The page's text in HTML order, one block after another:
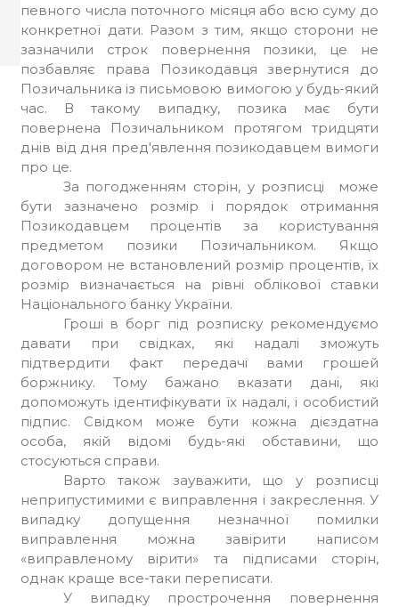
певного числа поточного місяця або всю суму до
конкретної дати. Разом з тим, якщо сторони не
зазначили строк повернення позики, це не
позбавляє права Позикодавця звернутися до
Позичальника із письмовою вимогою у будь-який
час. В такому випадку, позика має бути
повернена Позичальником протягом тридцяти
днів від дня пред'явлення позикодавцем вимоги
про це.
За погодженням сторін, у розписці
може
бути зазначено розмір і порядок отримання
Позикодавцем процентів за користування
предметом позики Позичальником.
Якщо
договором не встановлений розмір процентів, їх
розмір визначається на рівні облікової ставки
Національного банку України.
Гроші в борг під розписку рекомендуємо
давати при свідках, які надалі зможуть
підтвердити факт передачі вами грошей
боржнику. Тому бажано вказати дані, які
допоможуть ідентифікувати їх надалі, і особистий
підпис. Свідком може бути кожна дієздатна
особа, якій відомі будь-які обставини, що
стосуються справи.
Варто також зауважити, що у розписці
неприпустимими є виправлення і закреслення. У
випадку допущення незначної помилки
виправлення можна завірити написом
«виправленому вірити» та підписами сторін,
однак краще все-таки переписати.
У випадку прострочення повернення